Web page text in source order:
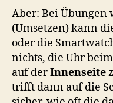
Aber: Bei Übungen
(Umsetzen) kann
oder die
nichts, die Uhr
auf derInnenseite
trifft dann auf die